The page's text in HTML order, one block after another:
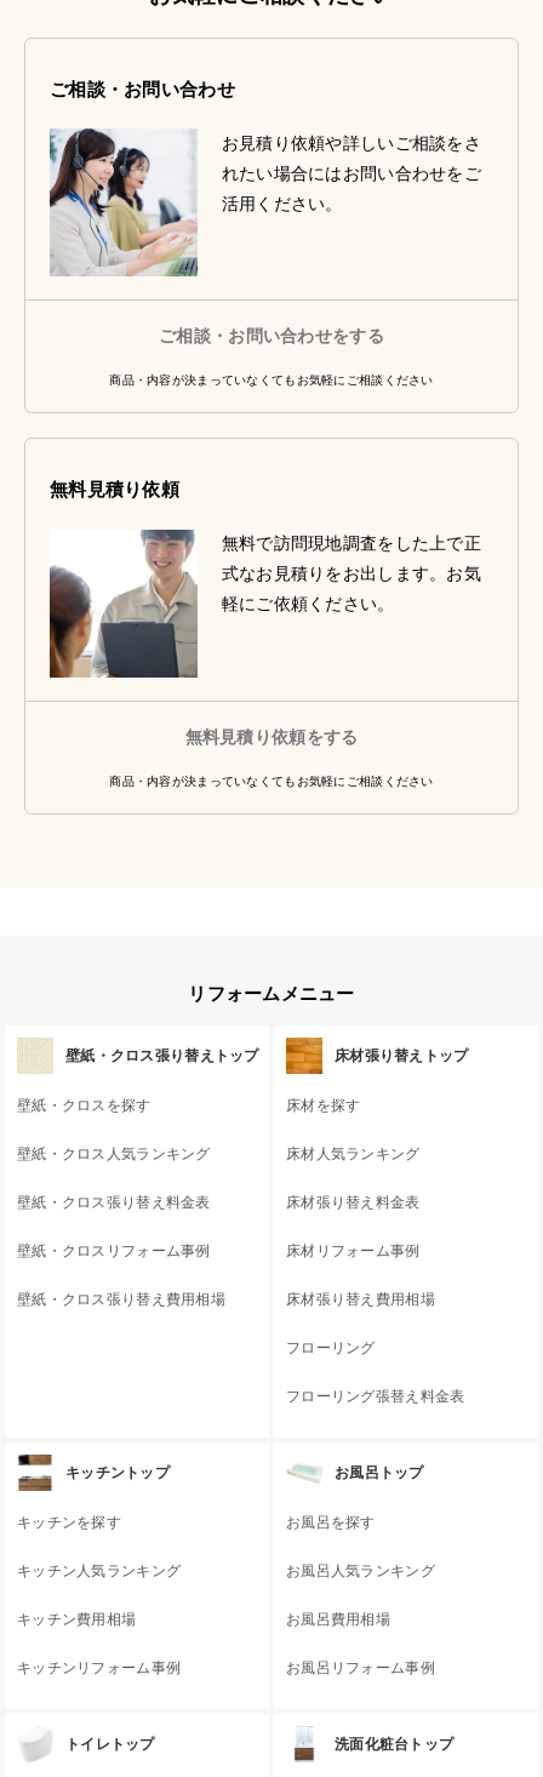
ご相談・お問い合わせ
お見積り依頼や詳しいご相談をさ
れたい場合にはお問い合わせをご
活用ください。
ご相談・お問い合わせをする
商品・内容が決まっていなくてもお気軽にご相談ください
無料見積り依頼
無料で訪問現地調査をした上で正
式なお見積りをお出します。お気
軽にご依頼ください。
無料見積り依頼をする
商品・内容が決まっていなくてもお気軽にご相談ください
リフォームメニュー
壁紙・クロス張り替えトップ
壁紙・クロスを探す
壁紙・クロス人気ランキング
壁紙・クロス張り替え料金表
壁紙・クロスリフォーム事例
壁紙・クロス張り替え費用相場
床材張り替えトップ
床材を探す
床材人気ランキング
床材張り替え料金表
床材リフォーム事例
床材張り替え費用相場
フローリング
フローリング張替え料金表
キッチントップ
キッチンを探す
キッチン人気ランキング
キッチン費用相場
キッチンリフォーム事例
お風呂トップ
お風呂を探す
お風呂人気ランキング
お風呂費用相場
お風呂リフォーム事例
トイレトップ 洗面化粧台トップ